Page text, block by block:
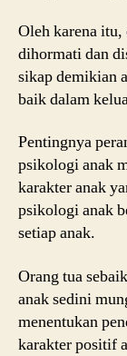
Oleh karena itu,
dihormati dan
sikap demikian
baik dalam
Pentingnya
psikologi anak
karakter anak
psikologi anak
setiap anak.
Orang tua
anak sedini
menentukan
karakter positif